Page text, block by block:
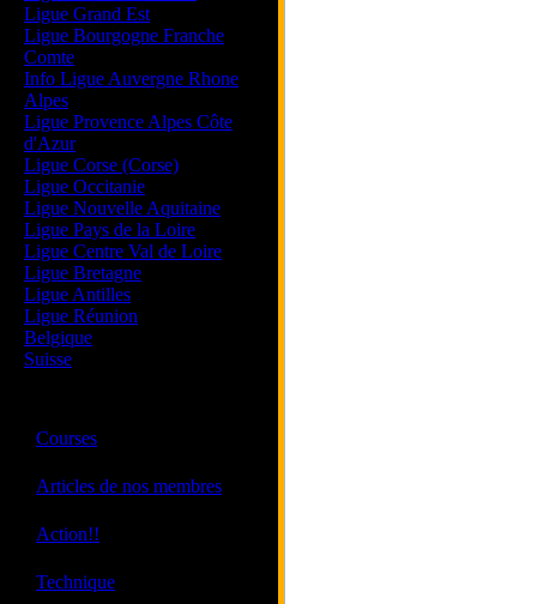
Ligue Grand Est
Ligue Bourgogne Franche
Comte
Info Ligue Auvergne Rhone
Alpes
Ligue Provence Alpes Côte
d'Azur
Ligue Corse (Corse)
Ligue Occitanie
Ligue Nouvelle Aquitaine
Ligue Pays de la Loire
Ligue Centre Val de Loire
Ligue Bretagne
Ligue Antilles
Ligue Réunion
Belgique
Suisse
Courses
Articles de nos membres
Action!!
Technique